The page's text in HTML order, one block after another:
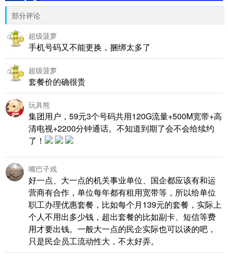
部分评论
超级菠萝
手机号码又不能更换，捆绑太多了
超级菠萝
套餐价的确很贵
玩具熊
集团用户，59元3个号码共用120G流量+500M宽带+高
清电视+2200分钟通话。不知道到期了会不会给续约
了！
嘴巴子戏
好一点、大一点的机关事业单位、国企都应该有和运
营商有合作，单位每年都有租用宽带等，所以给单位
职工办理优惠套餐，比如每个月139元的套餐，实际上
个人不用出多少钱，超出套餐的比如副卡、短信等费
用才要出钱。一般大一点的民企实际也可以谈的吧，
只是民企员工流动性大，不太好弄。